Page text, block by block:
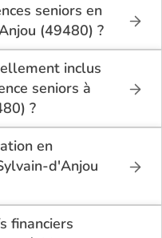
seniors en
(49480) ?
on recense
en location à
inclus
seniors à
?
(49480), la
: l’entretien
à des activités, la
la restauration
services sont
le tarif.
en
d'Anjou
à Saint-Sylvain-
personnes
financiers